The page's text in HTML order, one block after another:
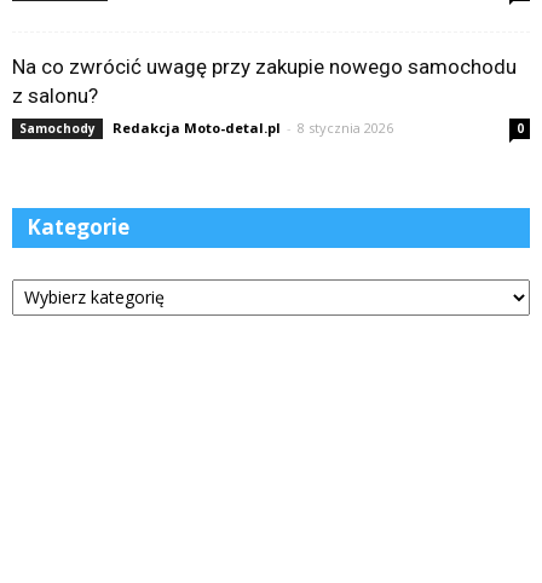
Na co zwrócić uwagę przy zakupie nowego samochodu
z salonu?
Samochody Redakcja Moto-detal.pl - 8 stycznia 2026 0
Kategorie
Kategorie